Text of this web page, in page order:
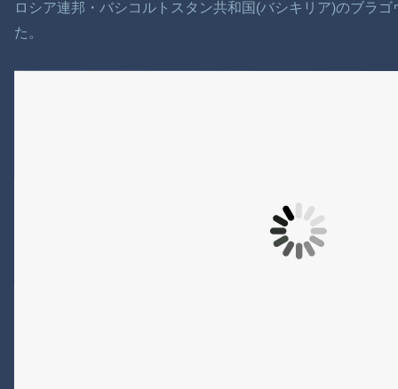
ロシア連邦・バシコルトスタン共和国(バシキリア)のブラ
た。